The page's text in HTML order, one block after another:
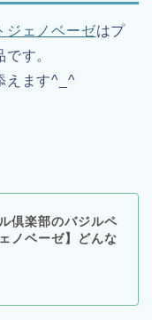
ジェノベーゼはプ
す。
えます^_^
倶楽部のバジルペ
ノベーゼ】どんな